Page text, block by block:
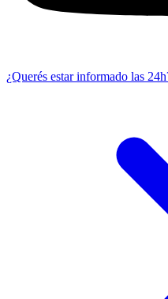
¿Querés estar informado las